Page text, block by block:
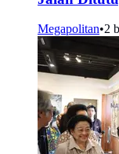
Megapolitan•2